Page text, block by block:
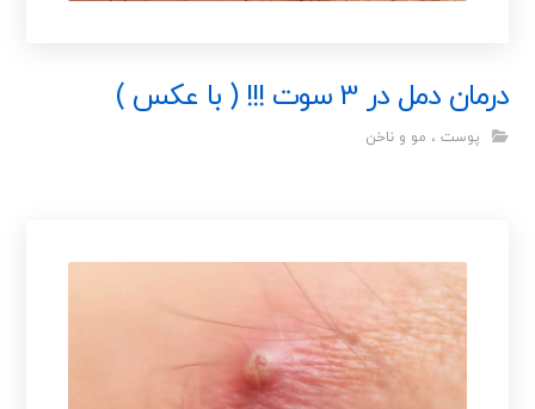
درمان دمل در 3 سوت !!! ( با عکس )
پوست ، مو و ناخن